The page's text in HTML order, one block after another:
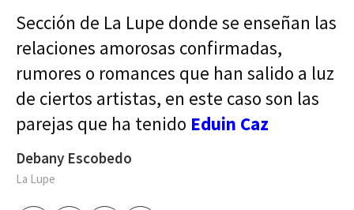
Sección de La Lupe donde se enseñan las
relaciones amorosas confirmadas,
rumores o romances que han salido a luz
de ciertos artistas, en este caso son las
parejas que ha tenido Eduin Caz
Debany Escobedo
La Lupe